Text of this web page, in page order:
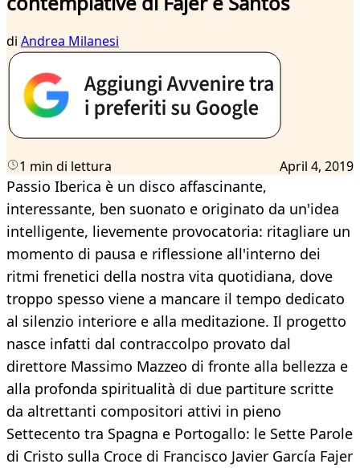
di Andrea Milanesi
1 min di lettura April 4, 2019
Passio Iberica è un disco affascinante,
interessante, ben suonato e originato da un'idea
intelligente, lievemente provocatoria: ritagliare un
momento di pausa e riflessione all'interno dei
ritmi frenetici della nostra vita quotidiana, dove
troppo spesso viene a mancare il tempo dedicato
al silenzio interiore e alla meditazione. Il progetto
nasce infatti dal contraccolpo provato dal
direttore Massimo Mazzeo di fronte alla bellezza e
alla profonda spiritualità di due partiture scritte
da altrettanti compositori attivi in pieno
Settecento tra Spagna e Portogallo: le Sette Parole
di Cristo sulla Croce di Francisco Javier García Fajer